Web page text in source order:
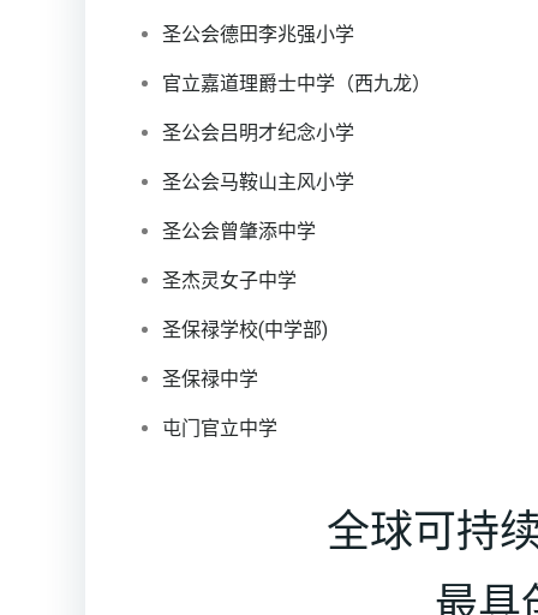
圣公会德田李兆强小学
官立嘉道理爵士中学（西九龙）
圣公会吕明才纪念小学
圣公会马鞍山主风小学
圣公会曾肇添中学
圣杰灵女子中学
圣保禄学校(中学部)
圣保禄中学
屯门官立中学
全球可持